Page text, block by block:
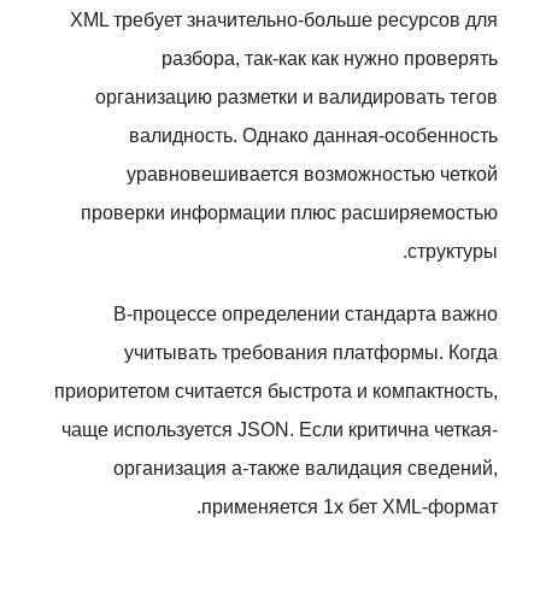
XML требует значительно-больше ресурсов для
разбора, так-как как нужно проверять
организацию разметки и валидировать тегов
валидность. Однако данная-особенность
уравновешивается возможностью четкой
проверки информации плюс расширяемостью
структуры.
В-процессе определении стандарта важно
учитывать требования платформы. Когда
приоритетом считается быстрота и компактность,
чаще используется JSON. Если критична четкая-
организация а-также валидация сведений,
применяется 1х бет XML-формат.